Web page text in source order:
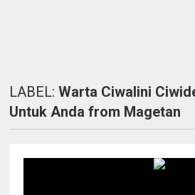
LABEL:Warta Ciwalini
Untuk Anda from Magetan